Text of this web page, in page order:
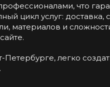
что
цикл услуг:
материалов и
легко